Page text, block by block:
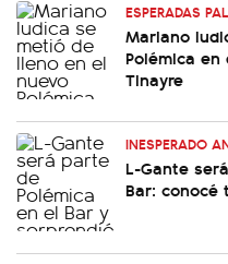
ESPERADAS
Mariano
Polémica
Tinayre
INESPERADO
L-Gante
Bar: conocé